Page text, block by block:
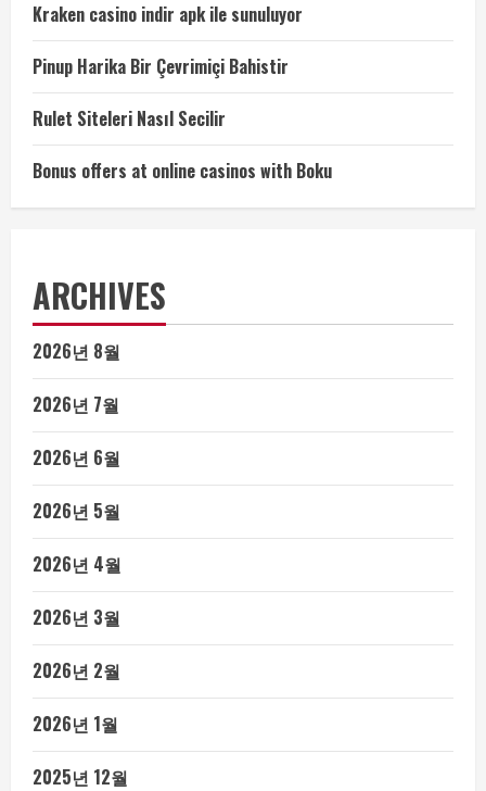
Kraken casino indir apk ile sunuluyor
Pinup Harika Bir Çevrimiçi Bahistir
Rulet Siteleri Nasıl Secilir
Bonus offers at online casinos with Boku
ARCHIVES
2026년 8월
2026년 7월
2026년 6월
2026년 5월
2026년 4월
2026년 3월
2026년 2월
2026년 1월
2025년 12월